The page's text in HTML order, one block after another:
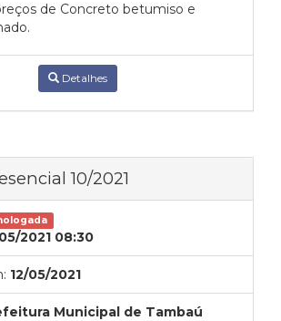
de Concreto betumiso e
Detalhes
10/2021
2021 08:30
12/05/2021
Municipal de Tambaú